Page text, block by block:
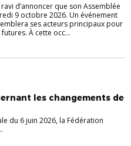
d’annoncer que son Assemblée
9 octobre 2026. Un événement
ses acteurs principaux pour
À cette occ...
les changements de
du 6 juin 2026, la Fédération